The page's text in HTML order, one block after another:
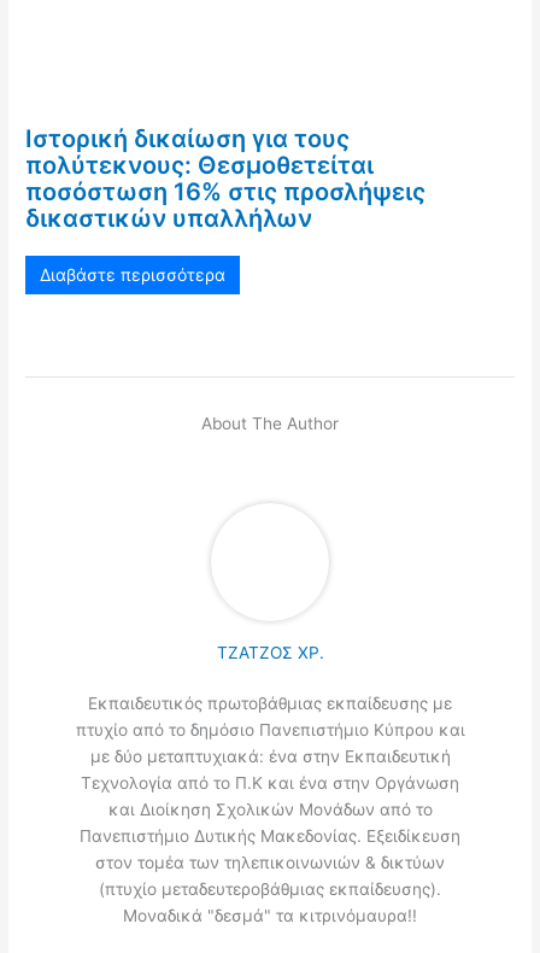
Ιστορική δικαίωση για τους
πολύτεκνους: Θεσμοθετείται
ποσόστωση 16% στις προσλήψεις
δικαστικών υπαλλήλων
Διαβάστε περισσότερα
About The Author
ΤΖΑΤΖΟΣ ΧΡ.
Εκπαιδευτικός πρωτοβάθμιας εκπαίδευσης με
πτυχίο από το δημόσιο Πανεπιστήμιο Κύπρου και
με δύο μεταπτυχιακά: ένα στην Εκπαιδευτική
Τεχνολογία από το Π.Κ και ένα στην Οργάνωση
και Διοίκηση Σχολικών Μονάδων από το
Πανεπιστήμιο Δυτικής Μακεδονίας. Εξειδίκευση
στον τομέα των τηλεπικοινωνιών & δικτύων
(πτυχίο μεταδευτεροβάθμιας εκπαίδευσης).
Μοναδικά "δεσμά" τα κιτρινόμαυρα!!